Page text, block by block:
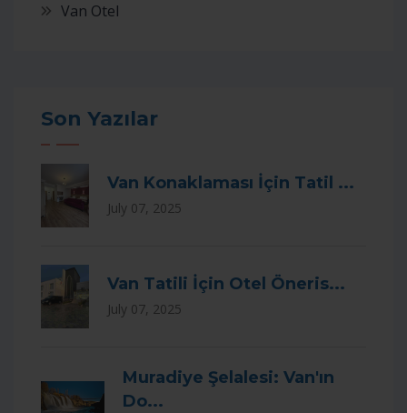
Van Otel
Son Yazılar
Van Konaklaması İçin Tatil ...
July 07, 2025
Van Tatili İçin Otel Öneris...
July 07, 2025
Muradiye Şelalesi: Van'ın
Do...